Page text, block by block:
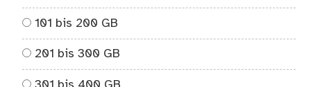
101 bis 200 GB
201 bis 300 GB